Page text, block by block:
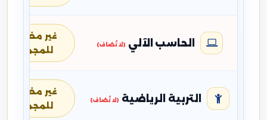
الحاسب الآلي (لا تُضاف)
غير مضافة
للمجموع
التربية الرياضية (لا تُضاف)
غير مضافة
للمجموع